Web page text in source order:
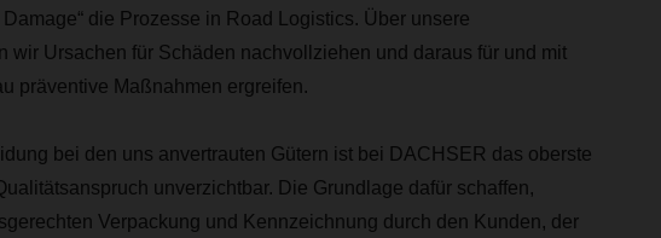
die Prozesse in Road Logistics. Über unsere
wir Ursachen für Schäden nachvollziehen und daraus für und mit
präventive Maßnahmen ergreifen.
bei den uns anvertrauten Gütern ist bei DACHSER das oberste
unverzichtbar. Die Grundlage dafür schaffen,
Verpackung und Kennzeichnung durch den Kunden, der